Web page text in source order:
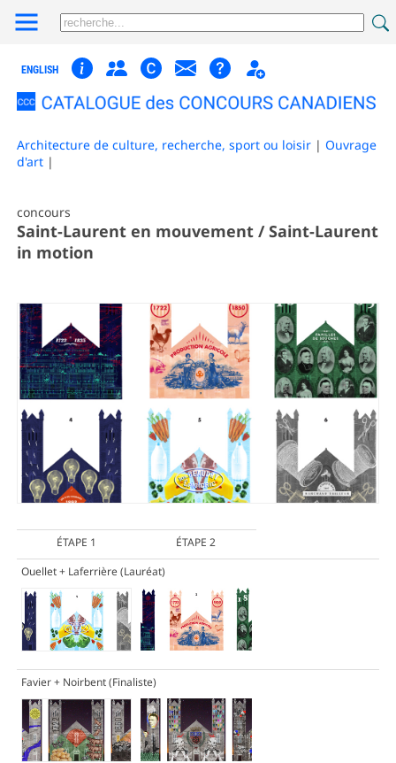
ENGLISH
Architecture de culture, recherche, sport ou loisir | Ouvrage
d'art |
concours
Saint-Laurent en mouvement / Saint-Laurent
in motion
ÉTAPE 1
ÉTAPE 2
Ouellet + Laferrière(Lauréat)
Favier + Noirbent(Finaliste)